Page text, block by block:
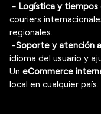
- Logística y tiempos
couriers
regionales.
-Soporte y atención
idioma del usuario y
Un eCommerce
local en cualquier país.